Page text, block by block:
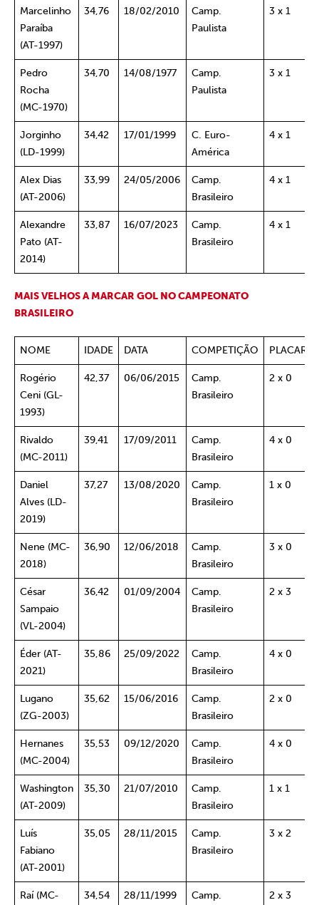
Marcelinho
Paraíba
(AT-1997)
34,76 18/02/2010
Camp.
Paulista
3 x 1
Pedro
Rocha
(MC-1970)
34,70 14/08/1977
Camp.
Paulista
3 x 1
Jorginho
(LD-1999)
34,42 17/01/1999
C. Euro-
América
4 x 1
Alex Dias
(AT-2006)
33,99 24/05/2006
Camp.
Brasileiro
4 x 1
Alexandre
Pato (AT-
2014)
33,87 16/07/2023
Camp.
Brasileiro
4 x 1
MAISVELHOSA MARCAR GOL NO CAMPEONATO
BRASILEIRO
NOME IDADE DATA COMPETIÇÃO PLACAR
Rogério
Ceni (GL-
1993)
42,37 06/06/2015
Camp.
Brasileiro
2 x 0
Rivaldo
(MC-2011)
39,41 17/09/2011
Camp.
Brasileiro
4 x 0
Daniel
Alves (LD-
2019)
37,27 13/08/2020
Camp.
Brasileiro
1 x 0
Nene (MC-
2018)
36,90 12/06/2018
Camp.
Brasileiro
3 x 0
César
Sampaio
(VL-2004)
36,42 01/09/2004
Camp.
Brasileiro
2 x 3
Éder (AT-
2021)
35,86 25/09/2022
Camp.
Brasileiro
4 x 0
Lugano
(ZG-2003)
35,62 15/06/2016
Camp.
Brasileiro
2 x 0
Hernanes
(MC-2004)
35,53 09/12/2020
Camp.
Brasileiro
4 x 0
Washington
(AT-2009)
35,30 21/07/2010
Camp.
Brasileiro
1 x 1
Luís
Fabiano
(AT-2001)
35,05 28/11/2015
Camp.
Brasileiro
3 x 2
Raí (MC- 34,54 28/11/1999 Camp. 2 x 3